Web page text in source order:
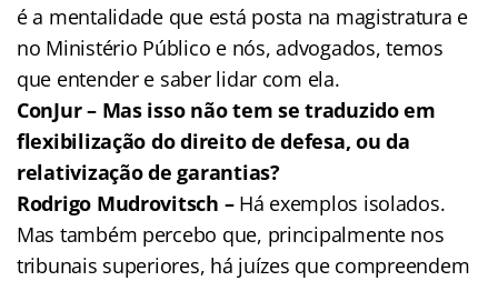
é a mentalidade que está posta na magistratura e
no Ministério Público e nós, advogados, temos
que entender e saber lidar com ela.
ConJur – Mas isso não tem se traduzido em
flexibilização do direito de defesa, ou da
relativização de garantias?
Rodrigo Mudrovitsch –Há exemplos isolados.
Mas também percebo que, principalmente nos
tribunais superiores, há juízes que compreendem